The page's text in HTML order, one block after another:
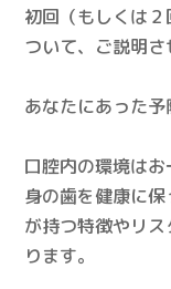
初回（もしくは
ついて、ご説明さ
あなたにあった予
口腔内の環境は
身の歯を健康に
が持つ特徴やリ
ります。